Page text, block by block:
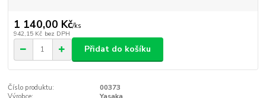
1 140,00 Kč/ks
942,15 Kč bez DPH
Přidat do košíku
Číslo produktu:
00373